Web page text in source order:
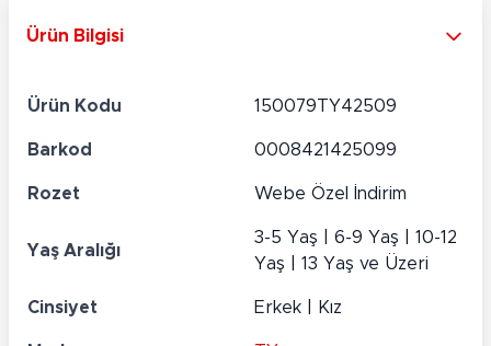
Ürün Bilgisi
Ürün Kodu 150079TY42509
Barkod 0008421425099
Rozet Webe Özel İndirim
Yaş Aralığı
3-5 Yaş | 6-9 Yaş | 10-12
Yaş | 13 Yaş ve Üzeri
Cinsiyet Erkek | Kız